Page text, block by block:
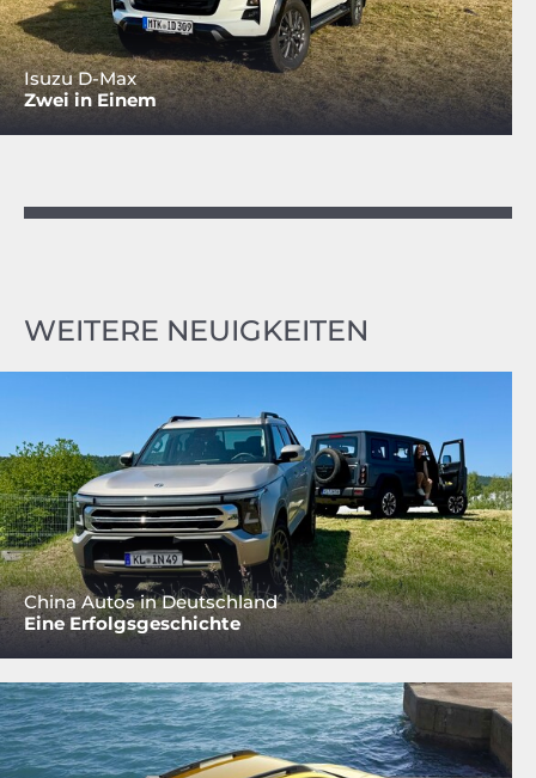
Isuzu D-Max
Zwei in Einem
WEITERE NEUIGKEITEN
China Autos in Deutschland
Eine Erfolgsgeschichte